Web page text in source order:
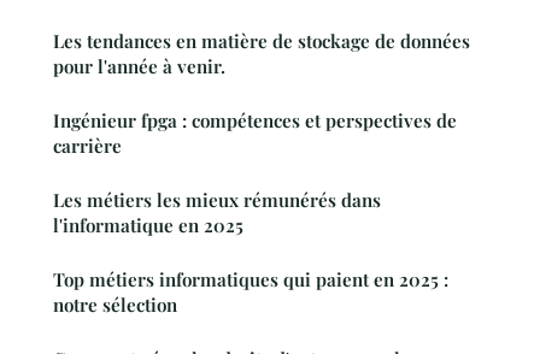
Les tendances en matière de stockage de données
pour l'année à venir.
Ingénieur fpga : compétences et perspectives de
carrière
Les métiers les mieux rémunérés dans
l'informatique en 2025
Top métiers informatiques qui paient en 2025 :
notre sélection